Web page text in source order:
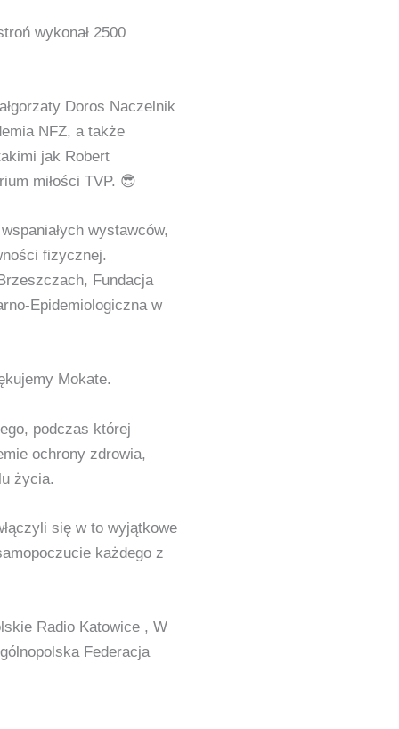
wykonał 2500
Doros Naczelnik
NFZ, a także
jak Robert
miłości TVP. 😎
wystawców,
fizycznej.
Fundacja
Epidemiologiczna w
Mokate.
podczas której
ochrony zdrowia,
życia.
się w to wyjątkowe
każdego z
Radio Katowice , W
Federacja